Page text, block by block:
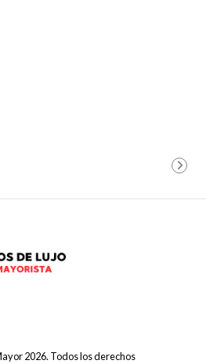
2026. Todos los derechos